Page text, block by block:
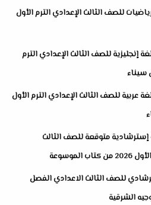
للصف الثالث الإعدادي الترم الأول
إنجليزية للصف الثالث الإعدادي الترم
عربية للصف الثالث الإعدادي الترم الأول
إسترشادية متوقعة للصف الثالث
للصف الثالث الاعدادي الفصل